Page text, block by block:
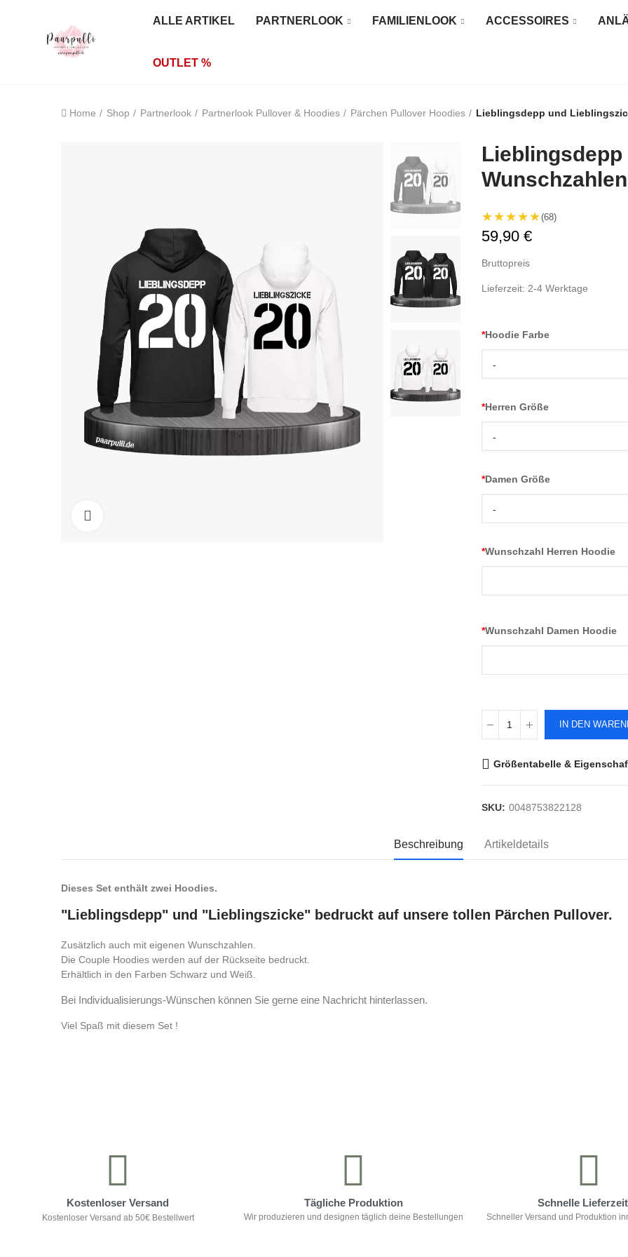
ALLE ARTIKEL PARTNERLOOK FAMILIENLOOK ACCESSOIRES
OUTLET %
Home Shop Partnerlook Partnerlook Pullover & Hoodies Pärchen Pullover Hoodies Lieblingsdepp und
★★★★★(68)
59,90 €
Bruttopreis
Lieferzeit: 2-4 Werktage
*Hoodie Farbe
-
*Herren Größe
-
*Damen Größe
-
*Wunschzahl Herren Hoodie
*Wunschzahl Damen Hoodie
IN DEN
Größentabelle &
SKU: 0048753822128
Beschreibung Artikeldetails
Dieses Set enthält zwei Hoodies.
"Lieblingsdepp" und "Lieblingszicke" bedruckt auf unsere tollen Pärchen Pullover.
Zusätzlich auch mit eigenen Wunschzahlen.
Die Couple Hoodies werden auf der Rückseite bedruckt.
Erhältlich in den Farben Schwarz und Weiß.
Bei Individualisierungs-Wünschen können Sie gerne eine Nachricht hinterlassen.
Viel Spaß mit diesem Set !
Kostenloser Versand
Kostenloser Versand ab 50€ Bestellwert
Tägliche Produktion
Wir produzieren und designen täglich deine Bestellungen
Schnelle
Schneller Versand und Produktion